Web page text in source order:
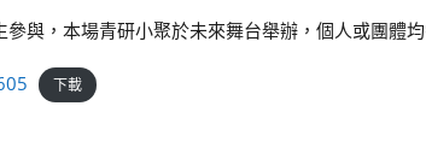
與，本場青研小聚於未來舞台舉辦，個人或團體
下載